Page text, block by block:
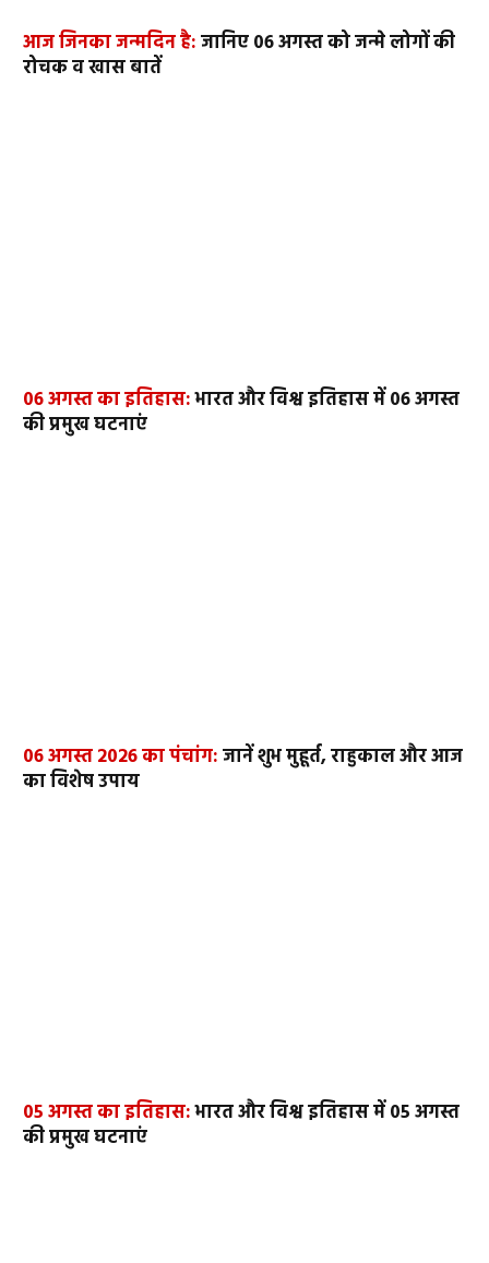
आज जिनका जन्मदिन है:जानिए 06 अगस्त को जन्मे लोगों की
रोचक व खास बातें
06 अगस्त का इतिहास:भारत और विश्व इतिहास में 06 अगस्त
की प्रमुख घटनाएं
06 अगस्त 2026 का पंचांग:जानें शुभ मुहूर्त, राहुकाल और आज
का विशेष उपाय
05 अगस्त का इतिहास:भारत और विश्व इतिहास में 05 अगस्त
की प्रमुख घटनाएं